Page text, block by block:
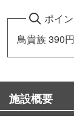
ポイン
鳥貴族 390
施設概要